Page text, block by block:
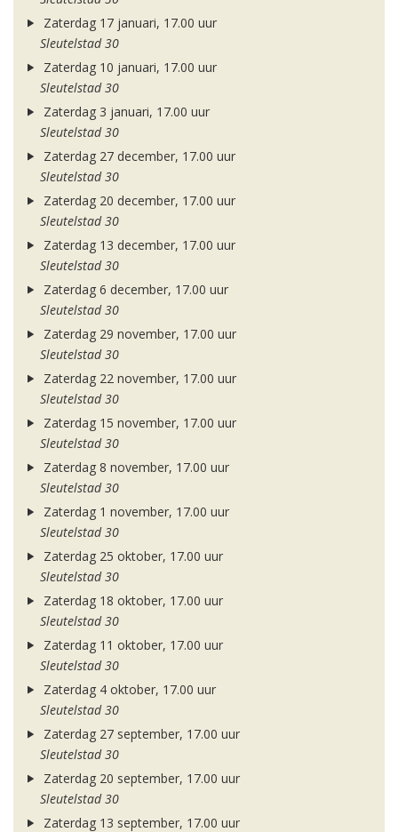
Zaterdag 17 januari, 17.00 uur
Sleutelstad 30
Zaterdag 10 januari, 17.00 uur
Sleutelstad 30
Zaterdag 3 januari, 17.00 uur
Sleutelstad 30
Zaterdag 27 december, 17.00 uur
Sleutelstad 30
Zaterdag 20 december, 17.00 uur
Sleutelstad 30
Zaterdag 13 december, 17.00 uur
Sleutelstad 30
Zaterdag 6 december, 17.00 uur
Sleutelstad 30
Zaterdag 29 november, 17.00 uur
Sleutelstad 30
Zaterdag 22 november, 17.00 uur
Sleutelstad 30
Zaterdag 15 november, 17.00 uur
Sleutelstad 30
Zaterdag 8 november, 17.00 uur
Sleutelstad 30
Zaterdag 1 november, 17.00 uur
Sleutelstad 30
Zaterdag 25 oktober, 17.00 uur
Sleutelstad 30
Zaterdag 18 oktober, 17.00 uur
Sleutelstad 30
Zaterdag 11 oktober, 17.00 uur
Sleutelstad 30
Zaterdag 4 oktober, 17.00 uur
Sleutelstad 30
Zaterdag 27 september, 17.00 uur
Sleutelstad 30
Zaterdag 20 september, 17.00 uur
Sleutelstad 30
Zaterdag 13 september, 17.00 uur